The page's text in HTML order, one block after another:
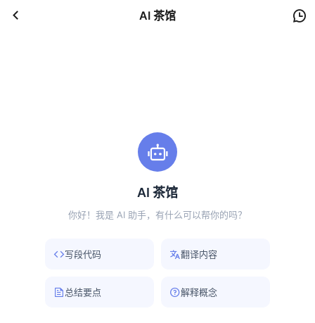
AI 茶馆
AI 茶馆
你好！我是 AI 助手，有什么可以帮你的吗？
写段代码 翻译内容
总结要点 解释概念